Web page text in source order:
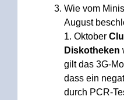
Wie vom
August
1. Oktober
Diskotheken
gilt das 3G-
dass ein
durch PCR-